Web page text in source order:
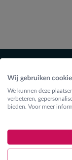
Wij gebruiken
We kunnen deze
verbeteren,
bieden. Voor meer